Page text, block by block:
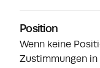
Position
Wenn keine
Zustimmungen